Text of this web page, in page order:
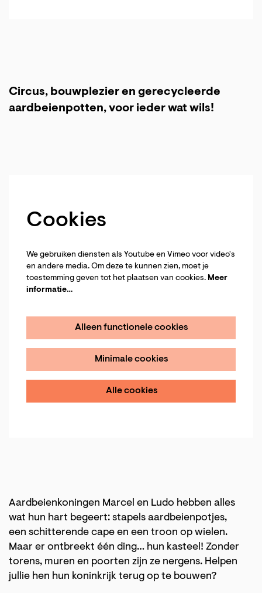
Circus, bouwplezier en gerecycleerde
aardbeienpotten, voor ieder wat wils!
Cookies
We gebruiken diensten als Youtube en Vimeo voor video's
en andere media. Om deze te kunnen zien, moet je
toestemming geven tot het plaatsen van cookies. Meer
informatie…
Alleen functionele cookies
Minimale cookies
Alle cookies
Aardbeienkoningen Marcel en Ludo hebben alles
wat hun hart begeert: stapels aardbeienpotjes,
een schitterende cape en een troon op wielen.
Maar er ontbreekt één ding… hun kasteel! Zonder
torens, muren en poorten zijn ze nergens. Helpen
jullie hen hun koninkrijk terug op te bouwen?